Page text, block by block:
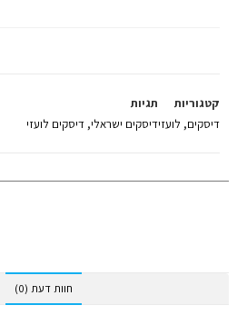
קטגוריות
דיסקים, לועזי
תגיות
דיסקים ישראלי, דיסקים לועזי
חוות דעת (0)